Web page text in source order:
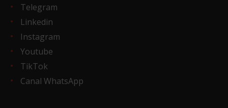
Telegram
Linkedin
Instagram
Youtube
TikTok
Canal WhatsApp